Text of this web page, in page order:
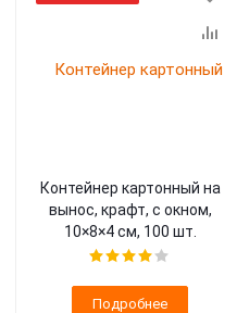
Контейнер картонный на
вынос, крафт, с окном,
10×8×4 см, 100 шт.
Подробнее